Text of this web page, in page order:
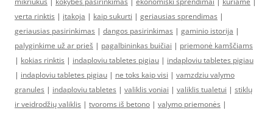
verta rinktis | įtakoja | kaip sukurti | geriausias sprendimas |
geriausias pasirinkimas | dangos pasirinkimas | gaminio istorija |
palyginkime už ar prieš | pagalbininkas buičiai | priemonė kamščiams
| kokias rinktis | indaploviu tabletes pigiau | indaploviu tabletes pigiau
| indaploviu tabletes pigiau | ne toks kaip visi | vamzdziu valymo
granules | indaploviu tabletes | valiklis voniai | valiklis tualetui | stiklų
ir veidrodžių valiklis | tvoroms iš betono | valymo priemonės |